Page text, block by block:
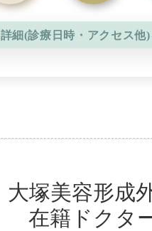
詳細(診療日時・アクセス他
大塚美容形成
在籍ドクタ